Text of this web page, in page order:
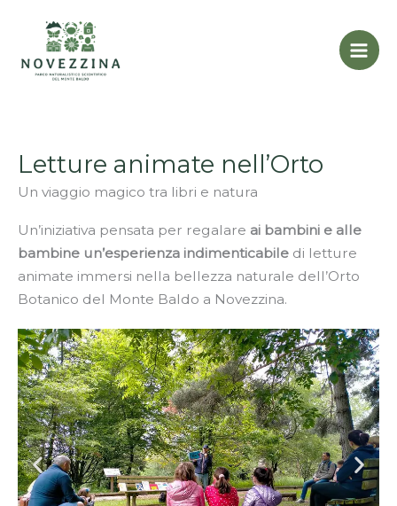
contenuto
Letture animate nell’Orto
Un viaggio magico tra libri e natura
Un’iniziativa pensata per regalare ai bambini e alle
bambine un’esperienza indimenticabile di letture
animate immersi nella bellezza naturale dell’Orto
Botanico del Monte Baldo a Novezzina.